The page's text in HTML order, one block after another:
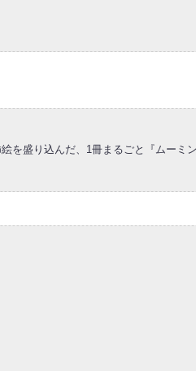
盛り込んだ、1冊まるごと『ムーミ